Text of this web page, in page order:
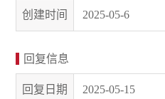
创建时间 2025-05-6
回复信息
回复日期 2025-05-15